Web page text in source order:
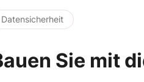
Datensicherheit
Sie mit